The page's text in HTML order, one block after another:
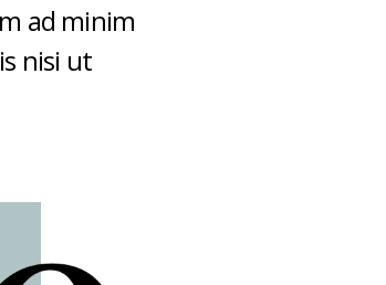
ad minim
nisi ut